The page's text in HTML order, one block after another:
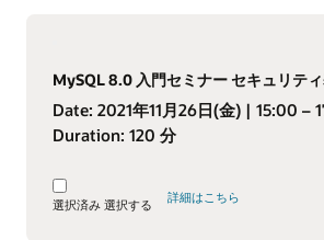
MySQL 8.0 入門セミナー セキュリテ
Date: 2021年11月26日(金) | 15:00 –
Duration: 120 分
選択済み 選択する 詳細はこちら